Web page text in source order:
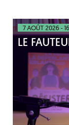
7 AOÛT 2026 -
LE